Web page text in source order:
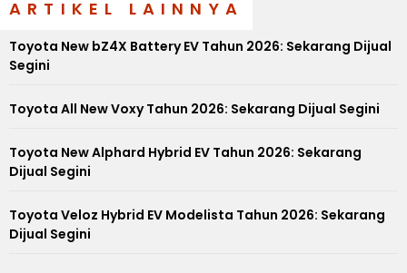
ARTIKEL LAINNYA
Toyota New bZ4X Battery EV Tahun 2026: Sekarang Dijual
Segini
Toyota All New Voxy Tahun 2026: Sekarang Dijual Segini
Toyota New Alphard Hybrid EV Tahun 2026: Sekarang
Dijual Segini
Toyota Veloz Hybrid EV Modelista Tahun 2026: Sekarang
Dijual Segini